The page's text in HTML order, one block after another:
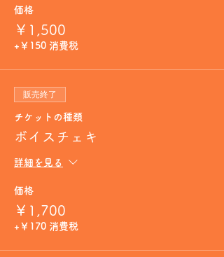
価格
￥1,500
+￥150 消費税
販売終了
チケットの種類
ボイスチェキ
詳細を見る
価格
￥1,700
+￥170 消費税